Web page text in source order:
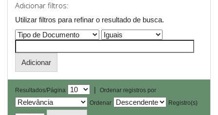
Adicionar filtros:
Utilizar filtros para refinar o resultado de busca.
Resultados/Página |
Ordenar registros por
Ordenar
Registro(s)